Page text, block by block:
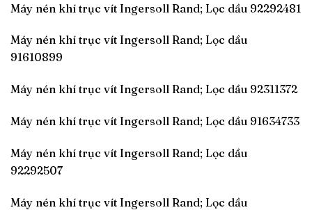
Máy nén khí trục vít Ingersoll Rand; Lọc dầu 92292481
Máy nén khí trục vít Ingersoll Rand; Lọc dầu
91610899
Máy nén khí trục vít Ingersoll Rand; Lọc dầu 92311372
Máy nén khí trục vít Ingersoll Rand; Lọc dầu 91634733
Máy nén khí trục vít Ingersoll Rand; Lọc dầu
92292507
Máy nén khí trục vít Ingersoll Rand; Lọc dầu